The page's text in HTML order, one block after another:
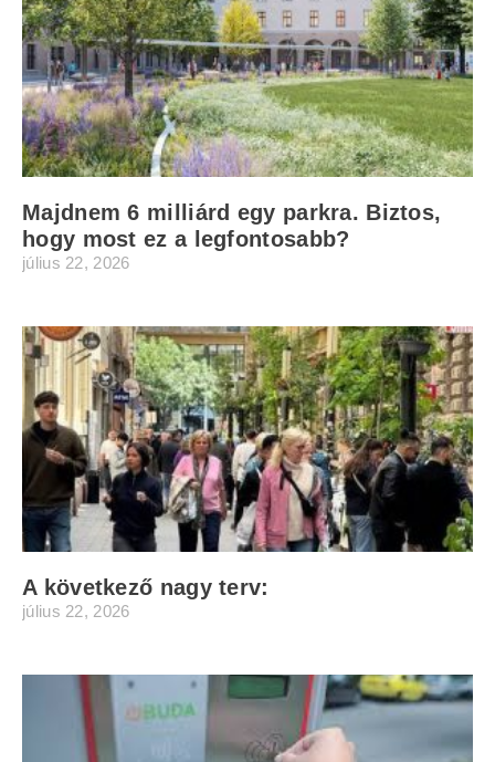
Majdnem 6 milliárd egy parkra. Biztos,
hogy most ez a legfontosabb?
július 22, 2026
A következő nagy terv:
július 22, 2026